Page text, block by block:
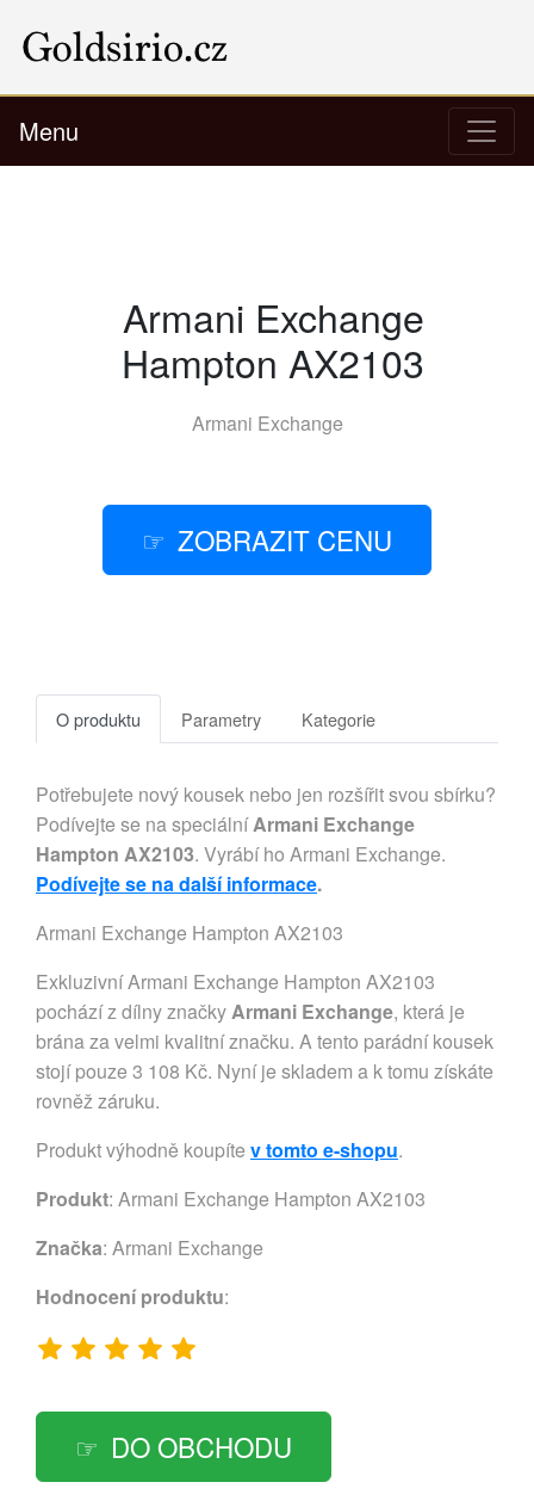
Menu
Armani Exchange
Hampton AX2103
Armani Exchange
ZOBRAZIT CENU
O produktu Parametry Kategorie
Potřebujete nový kousek nebo jen rozšířit svou sbírku?
Podívejte se na speciálníArmani Exchange
Hampton AX2103. Vyrábí ho Armani Exchange.
Podívejte se na další informace.
Armani Exchange Hampton AX2103
Exkluzivní Armani Exchange Hampton AX2103
pochází z dílny značkyArmani Exchange, která je
brána za velmi kvalitní značku. A tento parádní kousek
stojí pouze 3 108 Kč. Nyní je skladem a k tomu získáte
rovněž záruku.
Produkt výhodně koupíte v tomto e-shopu.
Produkt: Armani Exchange Hampton AX2103
Značka: Armani Exchange
Hodnocení produktu:
DO OBCHODU